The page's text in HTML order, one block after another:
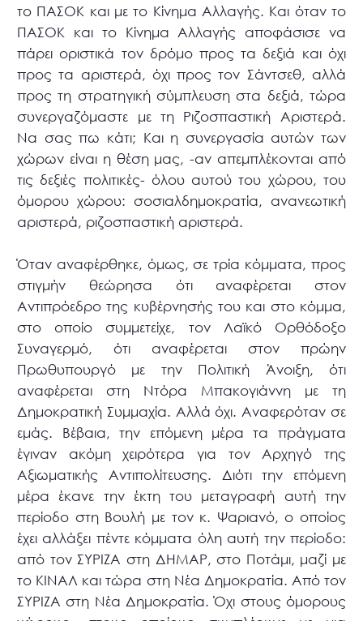
το ΠΑΣΟΚ και με το Κίνημα Αλλαγής. Και όταν το
ΠΑΣΟΚ και το Κίνημα Αλλαγής αποφάσισε να
πάρει οριστικά τον δρόμο προς τα δεξιά και όχι
προς τα αριστερά, όχι προς τον Σάντσεθ, αλλά
προς τη στρατηγική σύμπλευση στα δεξιά, τώρα
συνεργαζόμαστε με τη Ριζοσπαστική Αριστερά.
Να σας πω κάτι; Και η συνεργασία αυτών των
χώρων είναι η θέση μας, -αν απεμπλέκονται από
τις δεξιές πολιτικές- όλου αυτού του χώρου, του
όμορου χώρου: σοσιαλδημοκρατία, ανανεωτική
αριστερά, ριζοσπαστική αριστερά.
Όταν αναφέρθηκε, όμως, σε τρία κόμματα, προς
στιγμήν θεώρησα ότι αναφέρεται στον
Αντιπρόεδρο της κυβέρνησής του και στο κόμμα,
στο οποίο συμμετείχε, τον Λαϊκό Ορθόδοξο
Συναγερμό, ότι αναφέρεται στον πρώην
Πρωθυπουργό με την Πολιτική Άνοιξη, ότι
αναφέρεται στη Ντόρα Μπακογιάννη με τη
Δημοκρατική Συμμαχία. Αλλά όχι. Αναφερόταν σε
εμάς. Βέβαια, την επόμενη μέρα τα πράγματα
έγιναν ακόμη χειρότερα για τον Αρχηγό της
Αξιωματικής Αντιπολίτευσης. Διότι την επόμενη
μέρα έκανε την έκτη του μεταγραφή αυτή την
περίοδο στη Βουλή με τον κ. Ψαριανό, ο οποίος
έχει αλλάξει πέντε κόμματα όλη αυτή την περίοδο:
από τον ΣΥΡΙΖΑ στη ΔΗΜΑΡ, στο Ποτάμι, μαζί με
το ΚΙΝΑΛ και τώρα στη Νέα Δημοκρατία. Από τον
ΣΥΡΙΖΑ στη Νέα Δημοκρατία. Όχι στους όμορους